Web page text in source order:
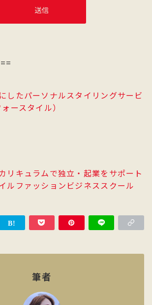
したパーソナルスタイリングサービ
ースタイル）
リキュラムで独立・起業をサポート
ルファッションビジネススクール
筆者